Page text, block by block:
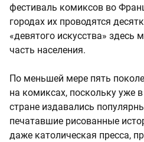
фестиваль комиксов во
городах их проводятся
«девятого искусства»
часть населения.
По меньшей мере пять
на комиксах, поскольку уже
стране издавались
печатавшие рисованные
даже католическая пресса,